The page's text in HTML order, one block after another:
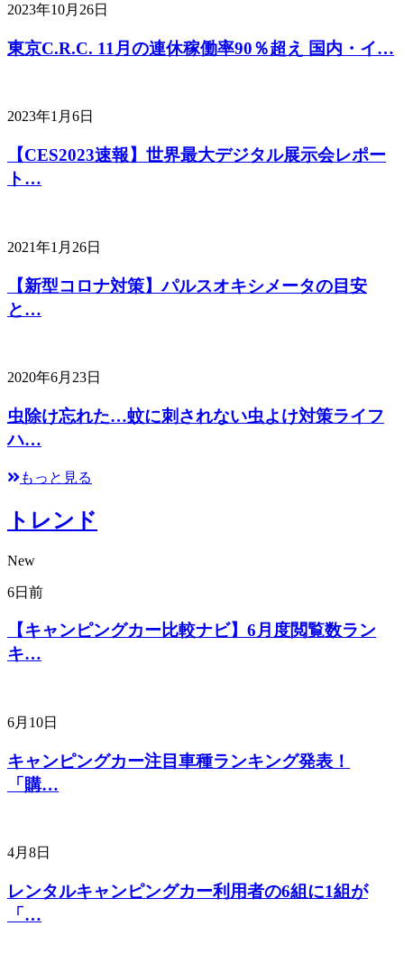
2023年10月26日
東京C.R.C. 11月の連休稼働率90％超え 国内・イ…
2023年1月6日
【CES2023速報】世界最大デジタル展示会レポー
ト…
2021年1月26日
【新型コロナ対策】パルスオキシメータの目安
と…
2020年6月23日
虫除け忘れた…蚊に刺されない虫よけ対策ライフ
ハ…
もっと見る
トレンド
New
6日前
【キャンピングカー比較ナビ】6月度閲覧数ラン
キ…
6月10日
キャンピングカー注目車種ランキング発表！
「購…
4月8日
レンタルキャンピングカー利用者の6組に1組が
「…